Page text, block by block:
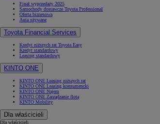
Finał wyprzedaży 2025
Samochody dostawcze Toyota Professional
Oferta biznesowa
Auta używane
Toyota Financial Services
Kredyt niższych rat Toyota Easy
Kredyt standardowy
Leasing standardowy
KINTO ONE
KINTO ONE Leasing niższych rat
KINTO ONE Leasing konsumencki
KINTO ONE Najem
KINTO ONE Zarządzanie flotą
KINTO Mobility
Dla właścicieli
Dla właścicieli